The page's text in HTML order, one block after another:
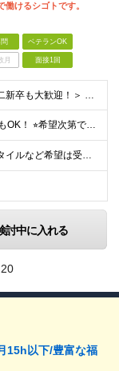
働けるシゴトです。
ベテランOK
月 面接1回
＜未経験・フリーター・第二新卒も大歓迎！＞ ※学歴不問 ★堅苦しい志望動機は必要なし！ ★コミュ力に自信がなくてもOK！ ★特別な資格や専門知識は必要ありません！ 【こんな想いをお持ちの方はぜひ
⭐︎週1日からゆっくり働くのもOK！ ⭐︎希望次第で収入UPも可能！ 当務（当直）／日給21,450円～24,700円 長夜勤／日給13,650円～15,275円 ※支給方法※ 15日締め、25日
≪通いやすさや働き方のスタイルなど希望は受け入れます！》 ★転居を伴う転勤なし ★直行直帰が基本 ★駅チカ・オープニング案件も多数 ・希望に応じて東京都内近郊、ほか神奈川・千葉・埼玉も含め、配属先を
討中に入れる
15h以下/豊富な福